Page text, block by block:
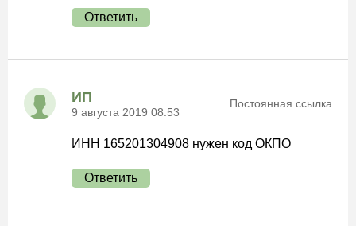
Ответить
ИП
9 августа 2019 08:53
Постоянная ссылка
ИНН 165201304908 нужен код ОКПО
Ответить